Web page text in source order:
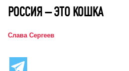
РОССИЯ – ЭТО КОШКА
Слава Сергеев